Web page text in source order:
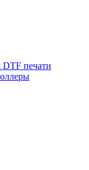
DTF печати